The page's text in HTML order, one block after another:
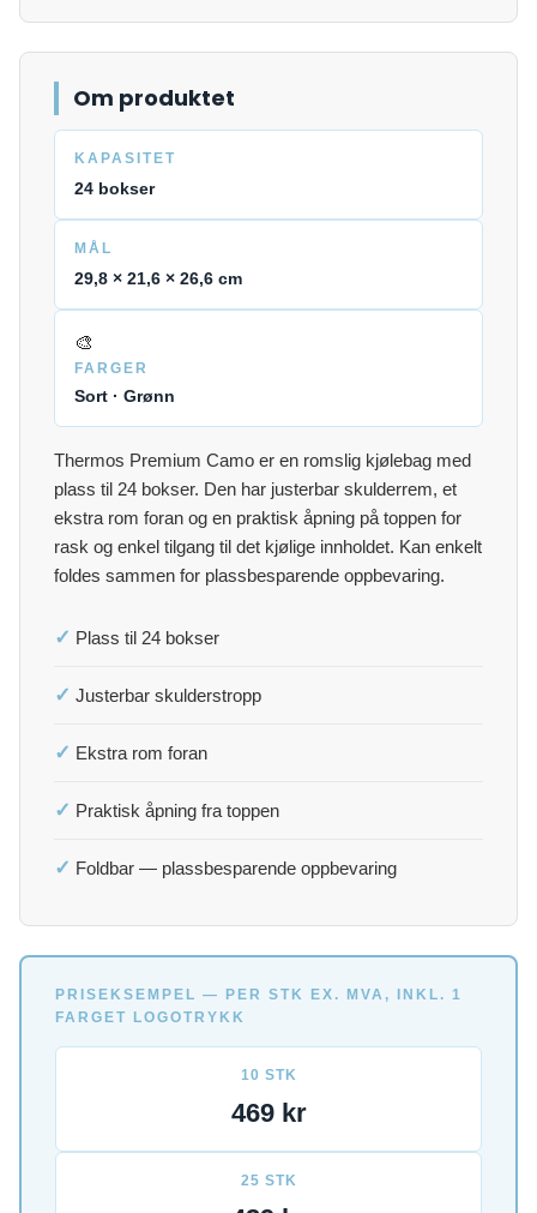
Om produktet
KAPASITET
24 bokser
MÅL
29,8 × 21,6 × 26,6 cm
🎨
FARGER
Sort · Grønn
Thermos Premium Camo er en romslig kjølebag med
plass til 24 bokser. Den har justerbar skulderrem, et
ekstra rom foran og en praktisk åpning på toppen for
rask og enkel tilgang til det kjølige innholdet. Kan enkelt
foldes sammen for plassbesparende oppbevaring.
✓ Plass til 24 bokser
✓ Justerbar skulderstropp
✓ Ekstra rom foran
✓ Praktisk åpning fra toppen
✓ Foldbar — plassbesparende oppbevaring
PRISEKSEMPEL — PER STK EX. MVA, INKL. 1
FARGET LOGOTRYKK
10 STK
469 kr
25 STK